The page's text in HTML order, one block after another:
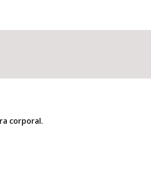
corporal.